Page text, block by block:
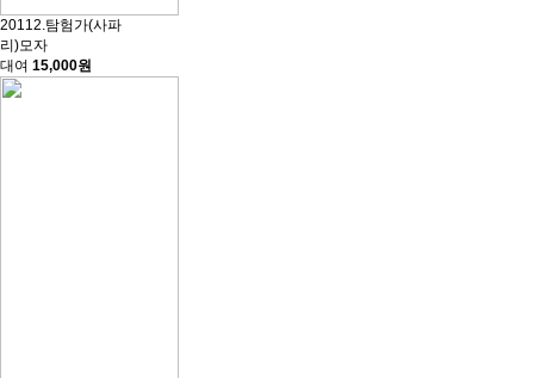
20112.탐험가(사파
리)모자
대여 15,000원